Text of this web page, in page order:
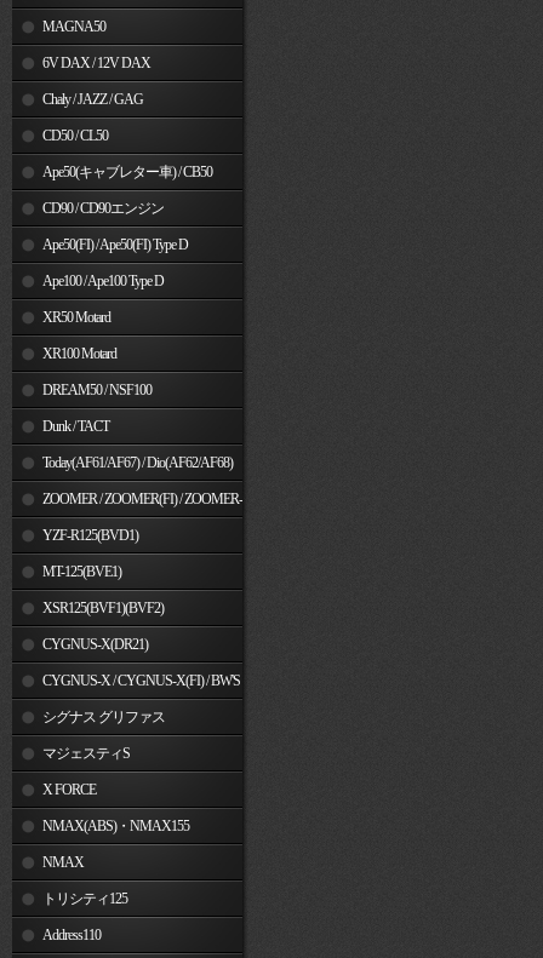
MAGNA50
6V DAX / 12V DAX
Chaly / JAZZ / GAG
CD50 / CL50
Ape50(キャブレター車) / CB50
CD90 / CD90エンジン
Ape50(FI) / Ape50(FI) Type D
Ape100 / Ape100 Type D
XR50 Motard
XR100 Motard
DREAM50 / NSF100
Dunk / TACT
Today(AF61/AF67) / Dio(AF62/AF68)
ZOOMER / ZOOMER(FI) / ZOOMER-
YZF-R125(BVD1)
MT-125(BVE1)
XSR125(BVF1)(BVF2)
CYGNUS-X(DR21)
CYGNUS-X / CYGNUS-X(FI) / BW'S
125 シグナス グリファス
マジェスティS
X FORCE
NMAX(ABS)・NMAX155
NMAX
トリシティ125
Address110